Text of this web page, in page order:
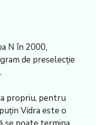
N în 2000,
de preselecţie
propriu, pentru
Vidra este o